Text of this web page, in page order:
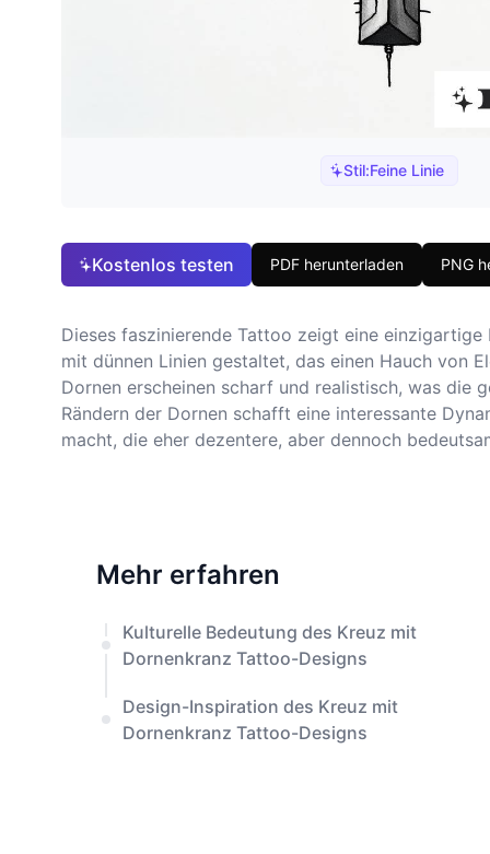
Stil:Feine Linie
Kostenlos testen PDF herunterladen PNG
Dieses faszinierende Tattoo zeigt eine
mit dünnen Linien gestaltet, das einen Hauch von
Dornen erscheinen scharf und realistisch, was die
Rändern der Dornen schafft eine interessante
macht, die eher dezentere, aber dennoch
Mehr erfahren
Kulturelle Bedeutung des Kreuz mit
Dornenkranz Tattoo-Designs
Design-Inspiration des Kreuz mit
Dornenkranz Tattoo-Designs